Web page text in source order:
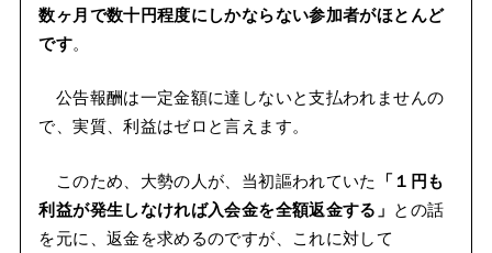
数ヶ月で数十円程度にしかならない参加者がほとんど
です。
公告報酬は一定金額に達しないと支払われませんの
で、実質、利益はゼロと言えます。
このため、大勢の人が、当初謳われていた 「１円も
利益が発生しなければ入会金を全額返金する」 との話
を元に、返金を求めるのですが、これに対して